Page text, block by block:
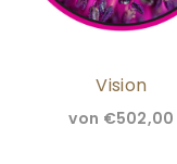
Vision
von €502,00